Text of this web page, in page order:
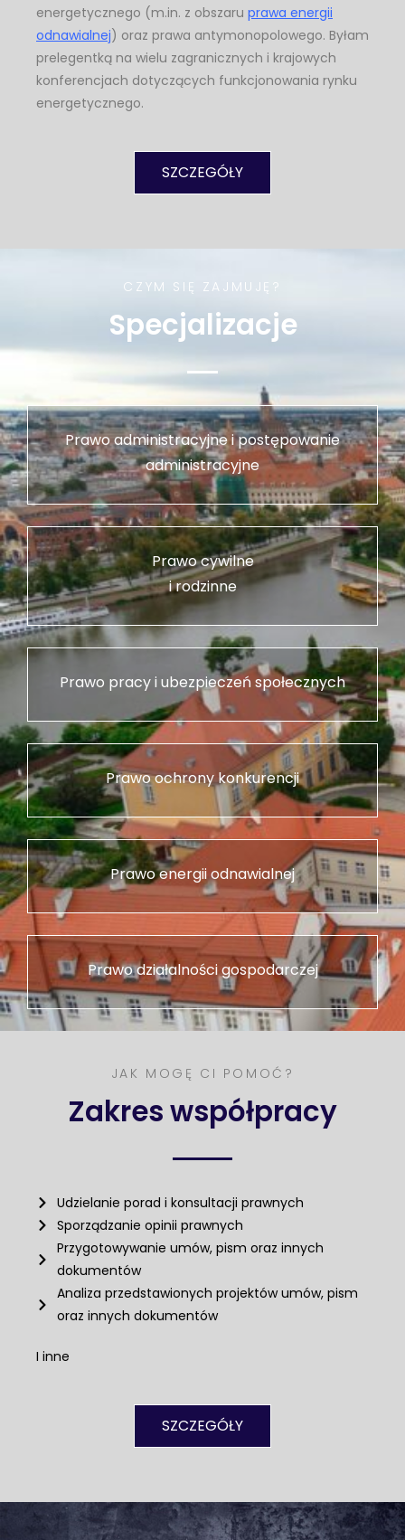
energetycznego (m.in. z obszaru prawa energii
odnawialnej) oraz prawa antymonopolowego. Byłam
prelegentką na wielu zagranicznych i krajowych
konferencjach dotyczących funkcjonowania rynku
energetycznego.
SZCZEGÓŁY
CZYM SIĘ ZAJMUJĘ?
Specjalizacje
Prawo administracyjne i postępowanie
administracyjne
Prawo cywilne
i rodzinne
Prawo pracy i ubezpieczeń społecznych
Prawo ochrony konkurencji
Prawo energii odnawialnej
Prawo działalności gospodarczej
JAK MOGĘ CI POMOĆ?
Zakres współpracy
Udzielanie porad i konsultacji prawnych
Sporządzanie opinii prawnych
Przygotowywanie umów, pism oraz innych
dokumentów
Analiza przedstawionych projektów umów, pism
oraz innych dokumentów
I inne
SZCZEGÓŁY